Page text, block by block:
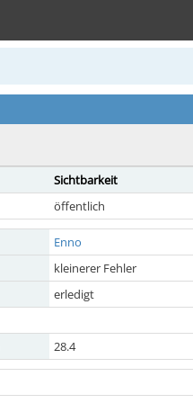
Sichtbarkeit
öffentlich
Enno
kleinerer Fehler
erledigt
28.4